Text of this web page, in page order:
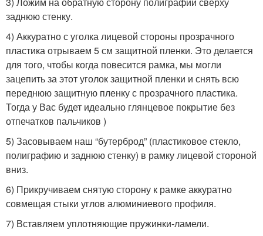
заднюю стенку.
4) Аккуратно с уголка лицевой стороны прозрачного
пластика отрываем 5 см защитной пленки. Это делается
для того, чтобы когда повесится рамка, мы могли
зацепить за этот уголок защитной пленки и снять всю
переднюю защитную пленку с прозрачного пластика.
Тогда у Вас будет идеально глянцевое покрытие без
отпечатков пальчиков )
5) Засовываем наш “бутерброд” (пластиковое стекло,
полиграфию и заднюю стенку) в рамку лицевой стороной
вниз.
6) Прикручиваем снятую сторону к рамке аккуратно
совмещая стыки углов алюминиевого профиля.
7) Вставляем уплотняющие пружинки-ламели.